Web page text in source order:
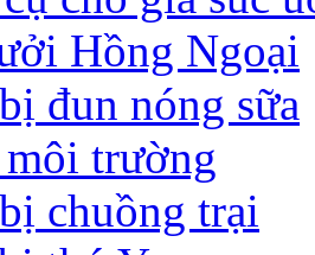
Hồng Ngoại
đun nóng sữa
trường
chuồng trại